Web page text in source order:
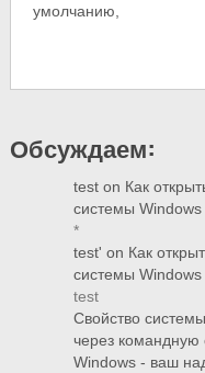
умолчанию,
Обсуждаем:
test on Как
системы Windows
*
test' on Как
системы Windows
test
Свойство
через командную
Windows - ваш